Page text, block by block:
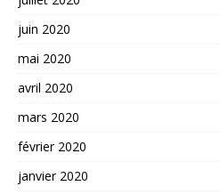
juin 2020
mai 2020
avril 2020
mars 2020
février 2020
janvier 2020